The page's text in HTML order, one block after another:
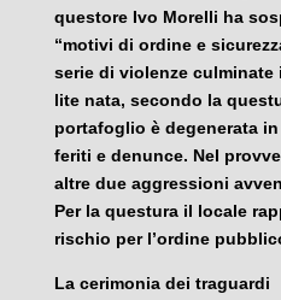
questore Ivo Morelli ha
“motivi di ordine e
serie di violenze
lite nata, secondo la
portafoglio è degenerata
feriti e denunce. Nel
altre due aggressioni
Per la questura il locale
rischio per l’ordine
La cerimonia dei traguardi